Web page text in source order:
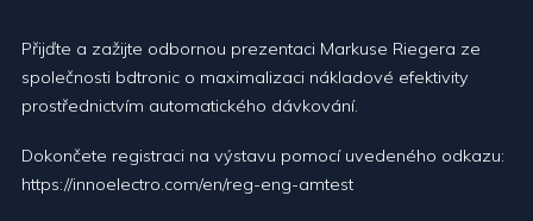
Přijďte a zažijte odbornou prezentaci Markuse Riegera ze
společnosti bdtronic o maximalizaci nákladové efektivity
prostřednictvím automatického dávkování.
Dokončete registraci na výstavu pomocí uvedeného odkazu:
https://innoelectro.com/en/reg-eng-amtest